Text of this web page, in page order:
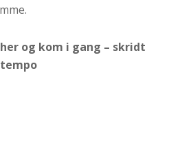
og kom i gang – skridt